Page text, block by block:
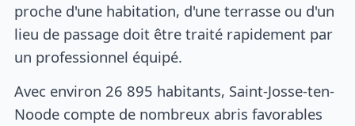
proche d'une habitation, d'une terrasse ou d'un
lieu de passage doit être traité rapidement par
un professionnel équipé.
Avec environ 26 895 habitants, Saint-Josse-ten-
Noode compte de nombreux abris favorables